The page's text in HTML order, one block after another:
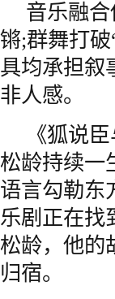
音乐融
锵;群舞打
具均承担叙
非人感。
《狐说
松龄持续一
语言勾勒东
乐剧正在找
松龄，他
归宿。